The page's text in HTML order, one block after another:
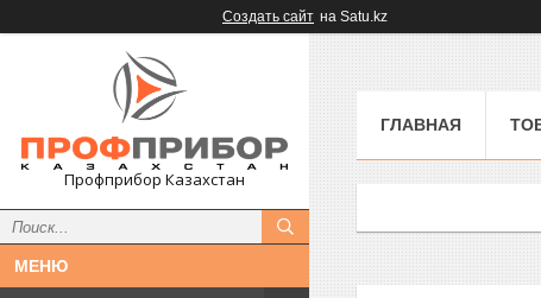
Создать сайт на Satu.kz
Профприбор Казахстан
ГЛАВНАЯ